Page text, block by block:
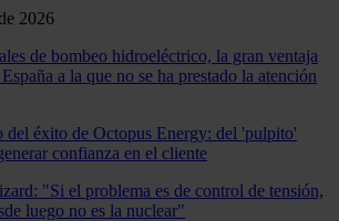
2026
de bombeo hidroeléctrico, la gran ventaja
a la que no se ha prestado la atención
del éxito de Octopus Energy: del 'pulpito'
confianza en el cliente
"Si el problema es de control de tensión,
luego no es la nuclear"